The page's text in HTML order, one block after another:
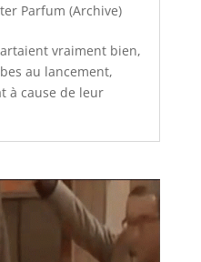
Parfum (Archive)
vraiment bien,
au lancement,
à cause de leur